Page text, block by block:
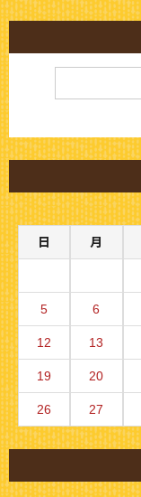
日
月
5 6
12 13
19 20
26 27